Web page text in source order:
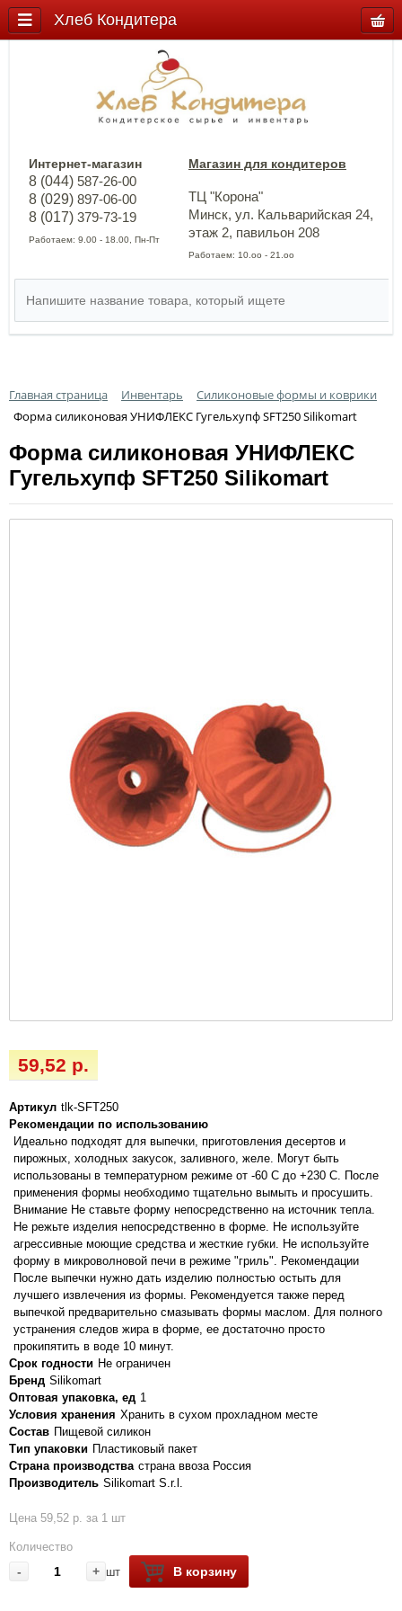
Интернет-магазин
8 (044) 587-26-00
8 (029) 897-06-00
8 (017) 379-73-19
Работаем: 9.00 - 18.00, Пн-Пт
Магазин для кондитеров
ТЦ "Корона"
Минск, ул. Кальварийская 24,
этаж 2, павильон 208
Работаем: 10.оо - 21.оо
Главная страница Инвентарь
Силиконовые формы и коврики
Форма силиконовая УНИФЛЕКС Гугельхупф SFT250 Silikomart
Форма силиконовая УНИФЛЕКС
Гугельхупф SFT250 Silikomart
59,52 р.
Артикул tlk-SFT250
Рекомендации по использованию
Идеально подходят для выпечки, приготовления десертов и
пирожных, холодных закусок, заливного, желе. Могут быть
использованы в температурном режиме от -60 С до +230 С. После
применения формы необходимо тщательно вымыть и просушить.
Внимание Не ставьте форму непосредственно на источник тепла.
Не режьте изделия непосредственно в форме. Не используйте
агрессивные моющие средства и жесткие губки. Не используйте
форму в микроволновой печи в режиме "гриль". Рекомендации
После выпечки нужно дать изделию полностью остыть для
лучшего извлечения из формы. Рекомендуется также перед
выпечкой предварительно смазывать формы маслом. Для полного
устранения следов жира в форме, ее достаточно просто
прокипятить в воде 10 минут.
Срок годности Не ограничен
Бренд Silikomart
Оптовая упаковка, ед 1
Условия хранения Хранить в сухом прохладном месте
Состав Пищевой силикон
Тип упаковки Пластиковый пакет
Страна производства страна ввоза Россия
Производитель Silikomart S.r.l.
Цена 59,52 р. за 1 шт
Количество
- + шт В корзину
Хлеб Кондитера